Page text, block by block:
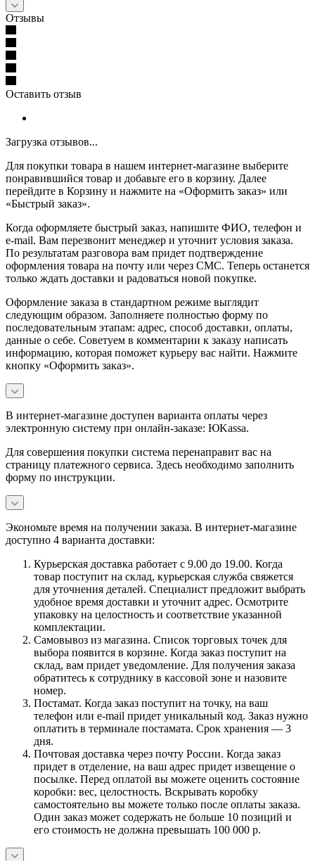
Отзывы
Оставить отзыв
Загрузка отзывов...
Для покупки товара в нашем интернет-магазине выберите
понравившийся товар и добавьте его в корзину. Далее
перейдите в Корзину и нажмите на «Оформить заказ» или
«Быстрый заказ».
Когда оформляете быстрый заказ, напишите ФИО, телефон и
e-mail. Вам перезвонит менеджер и уточнит условия заказа.
По результатам разговора вам придет подтверждение
оформления товара на почту или через СМС. Теперь останется
только ждать доставки и радоваться новой покупке.
Оформление заказа в стандартном режиме выглядит
следующим образом. Заполняете полностью форму по
последовательным этапам: адрес, способ доставки, оплаты,
данные о себе. Советуем в комментарии к заказу написать
информацию, которая поможет курьеру вас найти. Нажмите
кнопку «Оформить заказ».
В интернет-магазине доступен варианта оплаты через
электронную систему при онлайн-заказе: ЮKassa.
Для совершения покупки система перенаправит вас на
страницу платежного сервиса. Здесь необходимо заполнить
форму по инструкции.
Экономьте время на получении заказа. В интернет-магазине
доступно 4 варианта доставки:
Курьерская доставка работает с 9.00 до 19.00. Когда
товар поступит на склад, курьерская служба свяжется
для уточнения деталей. Специалист предложит выбрать
удобное время доставки и уточнит адрес. Осмотрите
упаковку на целостность и соответствие указанной
комплектации.
Самовывоз из магазина. Список торговых точек для
выбора появится в корзине. Когда заказ поступит на
склад, вам придет уведомление. Для получения заказа
обратитесь к сотруднику в кассовой зоне и назовите
номер.
Постамат. Когда заказ поступит на точку, на ваш
телефон или e-mail придет уникальный код. Заказ нужно
оплатить в терминале постамата. Срок хранения — 3
дня.
Почтовая доставка через почту России. Когда заказ
придет в отделение, на ваш адрес придет извещение о
посылке. Перед оплатой вы можете оценить состояние
коробки: вес, целостность. Вскрывать коробку
самостоятельно вы можете только после оплаты заказа.
Один заказ может содержать не больше 10 позиций и
его стоимость не должна превышать 100 000 р.